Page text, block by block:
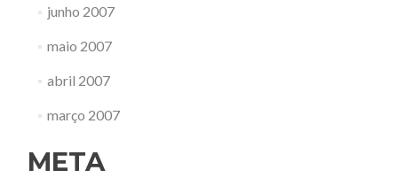
junho 2007
maio 2007
abril 2007
março 2007
META